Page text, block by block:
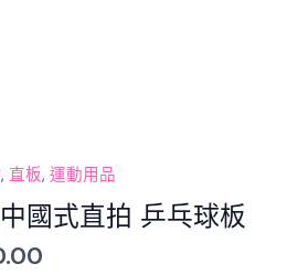
, 直板, 運動用品
國式直拍 乒乓球板